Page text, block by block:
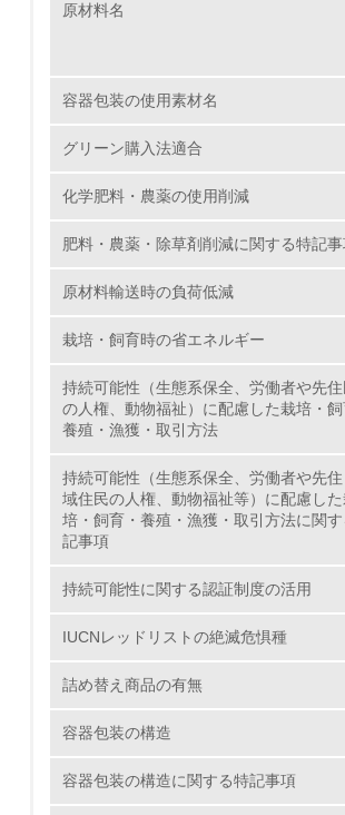
環境対応の責任体制
自社に関係する主要
5. 環境取り組み体制と
6. 従業員が環境方針に
7. 環境活動に関する規
8. 第三者認証を取得して
2.環境への取り組み
No.
9. <L1> 資源（投入原
10. <L2> 資源とエネルギ
原材料名
容器包装の使用素材名
グリーン購入法適合
化学肥料・農薬の使用削減
肥料・農薬・除草剤削減に関する特記事
原材料輸送時の負荷低減
栽培・飼育時の省エネルギー
持続可能性（生態系保全、労働者や先
の人権、動物福祉）に配慮した栽培・飼
養殖・漁獲・取引方法
持続可能性（生態系保全、労働者や先
域住民の人権、動物福祉等）に配慮し
培・飼育・養殖・漁獲・取引方法に関
記事項
持続可能性に関する認証制度の活用
IUCNレッドリストの絶滅危惧種
詰め替え商品の有無
容器包装の構造
容器包装の構造に関する特記事項